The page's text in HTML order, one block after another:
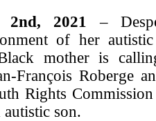
2nd, 2021–
of her
mother is
François Roberge
Rights
son.